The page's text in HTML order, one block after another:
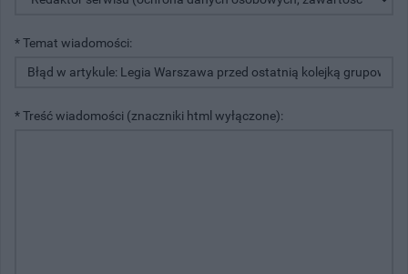
* Temat wiadomości:
* Treść wiadomości (znaczniki html wyłączone):